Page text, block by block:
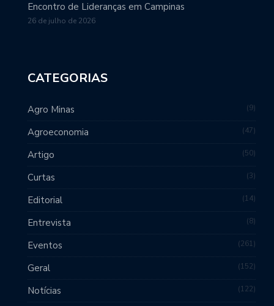
Encontro de Lideranças em Campinas
26 de julho de 2026
CATEGORIAS
Agro Minas 9
Agroeconomia 47
Artigo 50
Curtas 3
Editorial 14
Entrevista 8
Eventos 261
Geral 152
Notícias 122